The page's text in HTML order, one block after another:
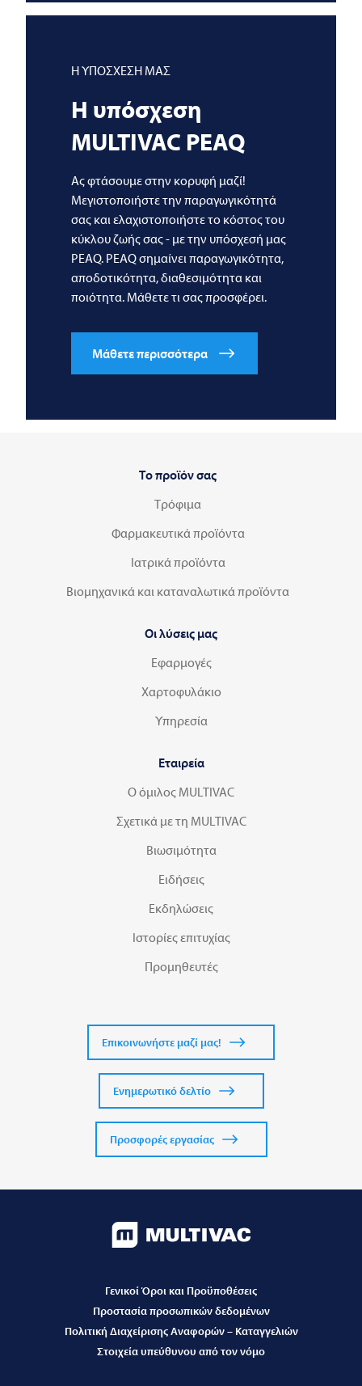
Η ΥΠΟΣΧΕΣΗ ΜΑΣ
Η υπόσχεση
MULTIVAC PEAQ
Ας φτάσουμε στην κορυφή μαζί!
Μεγιστοποιήστε την παραγωγικότητά
σας και ελαχιστοποιήστε το κόστος του
κύκλου ζωής σας - με την υπόσχεσή μας
PEAQ. PEAQ σημαίνει παραγωγικότητα,
αποδοτικότητα, διαθεσιμότητα και
ποιότητα. Μάθετε τι σας προσφέρει.
Μάθετε περισσότερα
Το προϊόν σας
Τρόφιμα
Φαρμακευτικά προϊόντα
Ιατρικά προϊόντα
Βιομηχανικά και καταναλωτικά προϊόντα
Οι λύσεις μας
Εφαρμογές
Χαρτοφυλάκιο
Υπηρεσία
Εταιρεία
Ο όμιλος MULTIVAC
Σχετικά με τη MULTIVAC
Βιωσιμότητα
Ειδήσεις
Εκδηλώσεις
Ιστορίες επιτυχίας
Προμηθευτές
Επικοινωνήστε μαζί μας!
Ενημερωτικό δελτίο
Προσφορές εργασίας
Γενικοί Όροι και Προϋποθέσεις
Προστασία προσωπικών δεδομένων
Πολιτική Διαχείρισης Αναφορών – Καταγγελιών
Στοιχεία υπεύθυνου από τον νόμο